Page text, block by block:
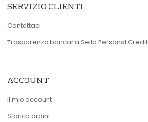
SERVIZIO CLIENTI
Contattaci
Trasparenza bancaria Sella Personal Credit
ACCOUNT
Il mio account
Storico ordini